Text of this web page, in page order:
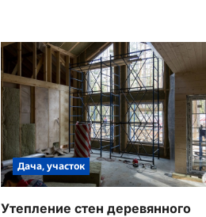
типы
потолков?
Дача, участок
Утепление стен деревянного